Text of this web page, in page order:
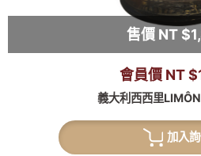
售價 NT
會員價 NT
義大利西西里
加入